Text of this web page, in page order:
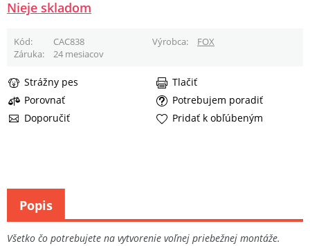
Nieje skladom
Kód CAC838 Výrobca
FOX
Záruka
24 mesiacov
Strážny pes
Porovnať
Potrebujem poradiť
Doporučiť
Tlačiť
Pridať k obľúbeným
Všetko čo potrebujete na vytvorenie voľnej priebežnej montáže.
Popis